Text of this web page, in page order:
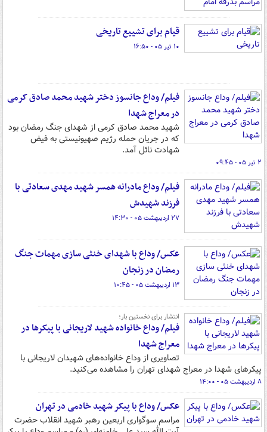
قیام برای تشییع تاریخی
۱۰ تیر ۰۵ - ۱۶:۵۰
فیلم/ وداع جانسوز دختر شهید محمد صادق کرمی
در معراج شهدا
شهید محمد صادق کرمی از شهدای جنگ رمضان بود
که در جریان حمله رژیم صهیونیستی به فیض
شهادت نائل آمد.
۲ تیر ۰۵ - ۰۹:۴۵
فیلم/ وداع مادرانه همسر شهید مهدی سعادتی با
فرزند شهیدش
۲۷ اردیبهشت ۰۵ - ۱۴:۳۰
عکس/ وداع با شهدای خنثی سازی مهمات جنگ
رمضان در زنجان
۱۳ اردیبهشت ۰۵ - ۱۰:۴۵
انتشار برای نخستین بار؛
فیلم/ وداع خانواده شهید لاریجانی با پیکرها در
معراج شهدا
تصاویری از وداع خانواده‌های شهیدان لاریجانی با
پیکرهای شهدا در معراج شهدای تهران را مشاهده می‌کنید.
۸ اردیبهشت ۰۵ - ۱۴:۰۰
عکس/ وداع با پیکر شهید خادمی در تهران
مراسم سوگواری اربعین رهبر شهید انقلاب حضرت